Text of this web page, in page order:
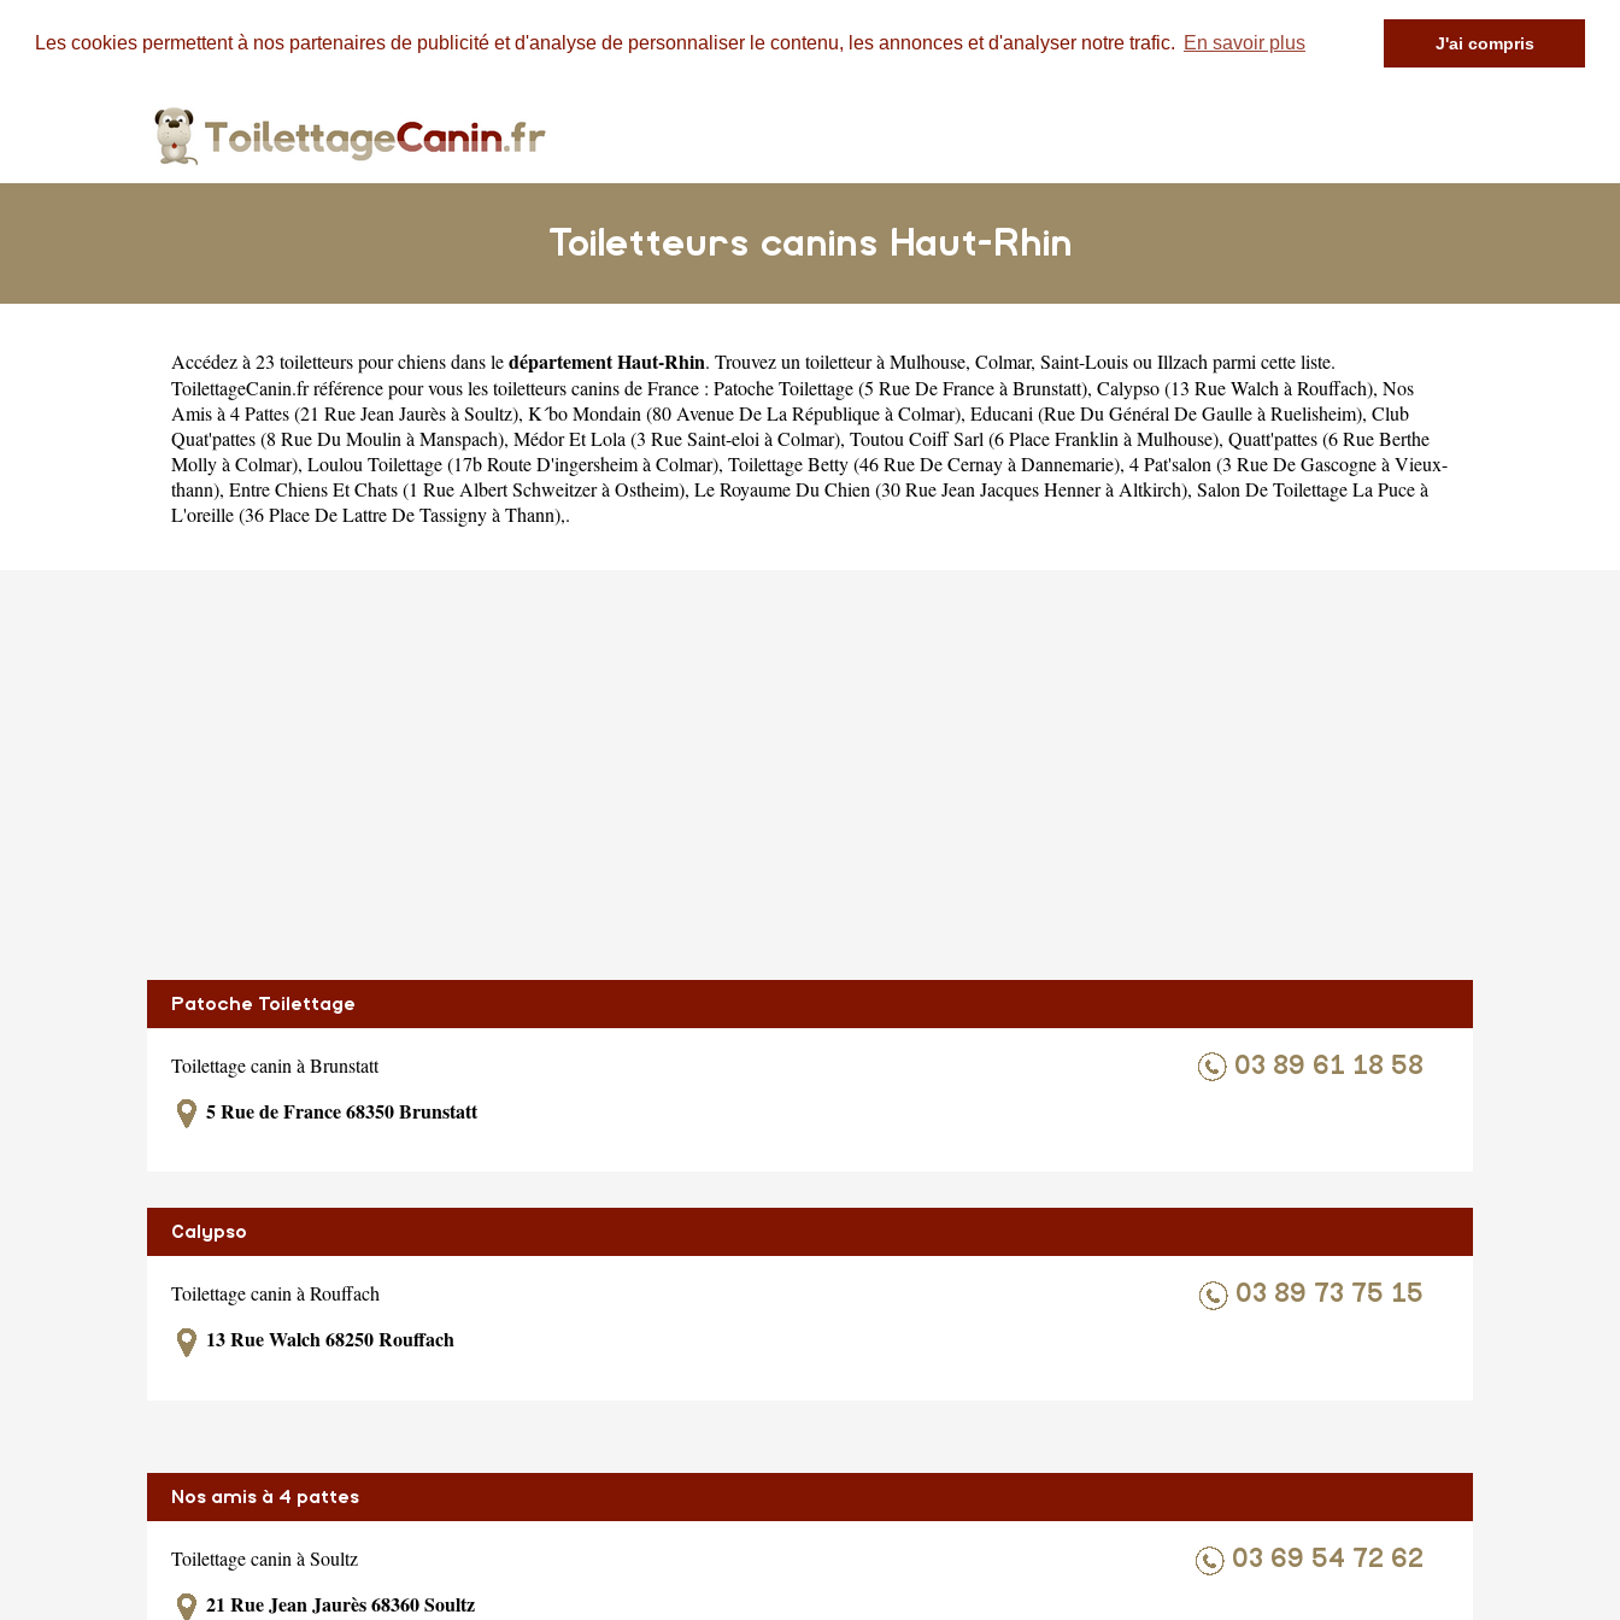
Les cookies permettent à nos partenaires de publicité et d'analyse de personnaliser le contenu, les annonces et d'analyser notre trafic. En savoir plus J'ai compris
Toiletteurs canins Haut-Rhin
Accédez à 23 toiletteurs pour chiens dans ledépartement Haut-Rhin. Trouvez un toiletteur à Mulhouse, Colmar, Saint-Louisou Illzach parmi cette liste.
ToilettageCanin.fr référence pour vous les toiletteurs canins de France : Patoche Toilettage (5 Rue De France à Brunstatt), Calypso (13 Rue Walch à Rouffach), Nos
Amis à 4 Pattes (21 Rue Jean Jaurès à Soultz), K´bo Mondain (80 Avenue De La République à Colmar), Educani (Rue Du Général De Gaulle à Ruelisheim), Club
Quat'pattes (8 Rue Du Moulin à Manspach), Médor Et Lola (3 Rue Saint-eloi à Colmar), Toutou Coiff Sarl (6 Place Franklin à Mulhouse), Quatt'pattes (6 Rue Berthe
Molly à Colmar), Loulou Toilettage (17b Route D'ingersheim à Colmar), Toilettage Betty (46 Rue De Cernay à Dannemarie), 4 Pat'salon (3 Rue De Gascogne à Vieux-
thann), Entre Chiens Et Chats (1 Rue Albert Schweitzer à Ostheim), Le Royaume Du Chien (30 Rue Jean Jacques Henner à Altkirch), Salon De Toilettage La Puce à
L'oreille (36 Place De Lattre De Tassigny à Thann),.
Patoche Toilettage
03 89 61 18 58
Toilettage canin à Brunstatt
5 Rue de France 68350 Brunstatt
Calypso
03 89 73 75 15
Toilettage canin à Rouffach
13 Rue Walch 68250 Rouffach
Nos amis à 4 pattes
03 69 54 72 62
Toilettage canin à Soultz
21 Rue Jean Jaurès 68360 Soultz